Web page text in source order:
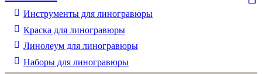
Инструменты для линогравюры
Краска для линогравюры
Линолеум для линогравюры
Наборы для линогравюры